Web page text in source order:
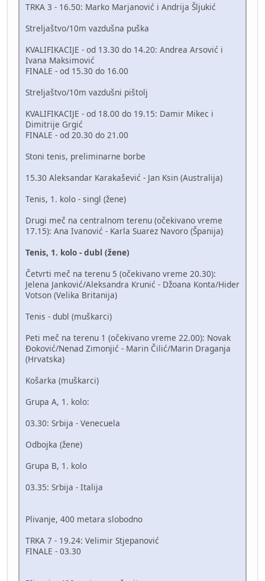
TRKA 3 - 16.50: Marko Marjanović i Andrija Šljukić
Streljaštvo/10m vazdušna puška
KVALIFIKACIJE - od 13.30 do 14.20: Andrea Arsović i
Ivana Maksimović
FINALE - od 15.30 do 16.00
Streljaštvo/10m vazdušni pištolj
KVALIFIKACIJE - od 18.00 do 19.15: Damir Mikec i
Dimitrije Grgić
FINALE - od 20.30 do 21.00
Stoni tenis, preliminarne borbe
15.30 Aleksandar Karakašević - Jan Ksin (Australija)
Tenis, 1. kolo - singl (žene)
Drugi meč na centralnom terenu (očekivano vreme
17.15): Ana Ivanović - Karla Suarez Navoro (Španija)
Tenis, 1. kolo - dubl (žene)
Četvrti meč na terenu 5 (očekivano vreme 20.30):
Jelena Janković/Aleksandra Krunić - Džoana Konta/Hider
Votson (Velika Britanija)
Tenis - dubl (muškarci)
Peti meč na terenu 1 (očekivano vreme 22.00): Novak
Đoković/Nenad Zimonjić - Marin Čilić/Marin Draganja
(Hrvatska)
Košarka (muškarci)
Grupa A, 1. kolo:
03.30: Srbija - Venecuela
Odbojka (žene)
Grupa B, 1. kolo
03.35: Srbija - Italija
Plivanje, 400 metara slobodno
TRKA 7 - 19.24: Velimir Stjepanović
FINALE - 03.30